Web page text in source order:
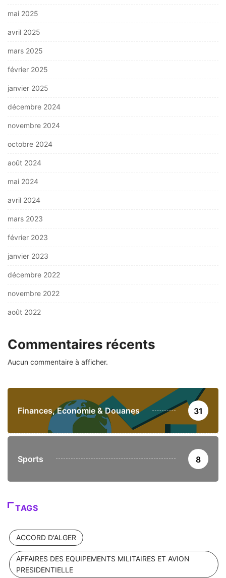
mai 2025
avril 2025
mars 2025
février 2025
janvier 2025
décembre 2024
novembre 2024
octobre 2024
août 2024
mai 2024
avril 2024
mars 2023
février 2023
janvier 2023
décembre 2022
novembre 2022
août 2022
Commentaires récents
Aucun commentaire à afficher.
Finances, Economie & Douanes 31
Sports 8
TAGS
ACCORD D'ALGER
AFFAIRES DES EQUIPEMENTS MILITAIRES ET AVION
PRESIDENTIELLE